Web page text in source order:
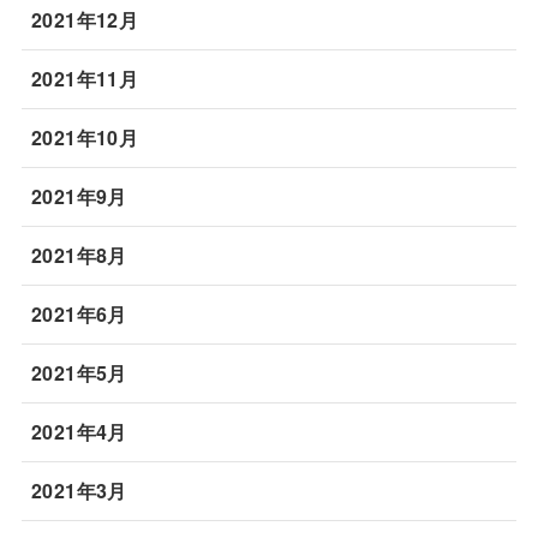
2021年12月
2021年11月
2021年10月
2021年9月
2021年8月
2021年6月
2021年5月
2021年4月
2021年3月